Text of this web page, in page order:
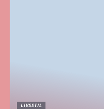
LIVSSTIL